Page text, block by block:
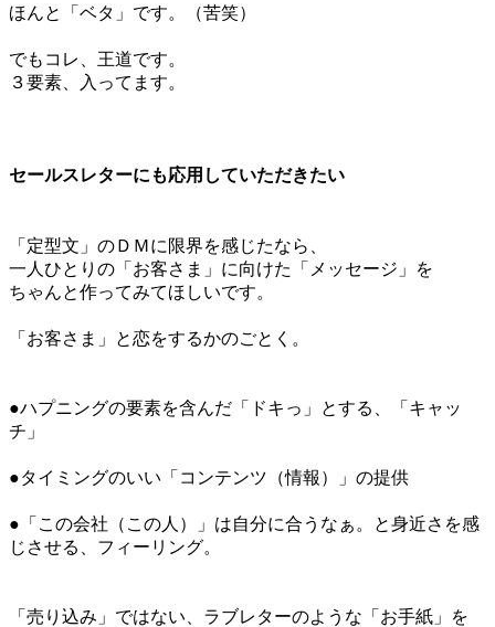
ほんと「ベタ」です。（苦笑）
でもコレ、王道です。
３要素、入ってます。
セールスレターにも応用していただきたい
「定型文」のＤＭに限界を感じたなら、
一人ひとりの「お客さま」に向けた「メッセージ」を
ちゃんと作ってみてほしいです。
「お客さま」と恋をするかのごとく。
●ハプニングの要素を含んだ「ドキっ」とする、「キャッ
チ」
●タイミングのいい「コンテンツ（情報）」の提供
●「この会社（この人）」は自分に合うなぁ。と身近さを感
じさせる、フィーリング。
「売り込み」ではない、ラブレターのような「お手紙」を